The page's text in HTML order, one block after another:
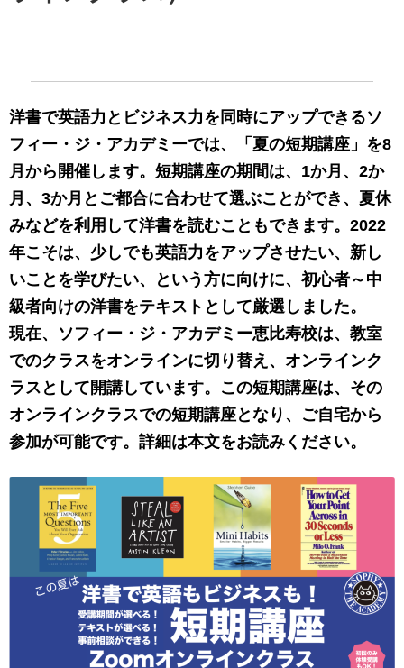
洋書で英語力とビジネス力を同時にアップできるソ
フィー・ジ・アカデミーでは、「夏の短期講座」を8
月から開催します。短期講座の期間は、1か月、2か
月、3か月とご都合に合わせて選ぶことができ、夏休
みなどを利用して洋書を読むこともできます。2022
年こそは、少しでも英語力をアップさせたい、新し
いことを学びたい、という方に向けに、初心者～中
級者向けの洋書をテキストとして厳選しました。
現在、ソフィー・ジ・アカデミー恵比寿校は、教室
でのクラスをオンラインに切り替え、オンラインク
ラスとして開講しています。この短期講座は、その
オンラインクラスでの短期講座となり、ご自宅から
参加が可能です。詳細は本文をお読みください。